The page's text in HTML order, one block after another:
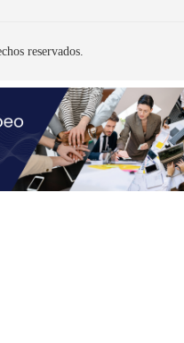
reservados.